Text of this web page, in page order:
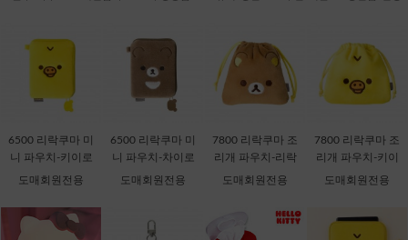
6500 리락쿠마 미
니 파우치-키이로
이토리 [C2-06871
도매회원전용
6500 리락쿠마 미
니 파우치-차이로
이코구마 [C2-068
도매회원전용
7800 리락쿠마 조
리개 파우치-리락
쿠마 [C2-068735]
도매회원전용
7800 리락쿠마 조
리개 파우치-키이
로이토리 [C2-068
도매회원전용